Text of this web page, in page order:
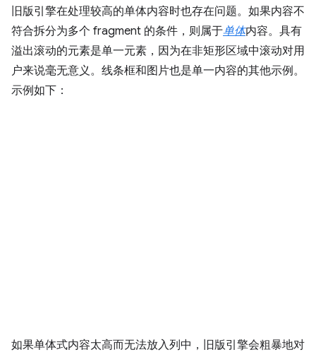
旧版引擎在处理较高的单体内容时也存在问题。如果内容不
符合拆分为多个 fragment 的条件，则属于单体内容。具有
溢出滚动的元素是单一元素，因为在非矩形区域中滚动对用
户来说毫无意义。线条框和图片也是单一内容的其他示例。
示例如下：
如果单体式内容太高而无法放入列中，旧版引擎会粗暴地对